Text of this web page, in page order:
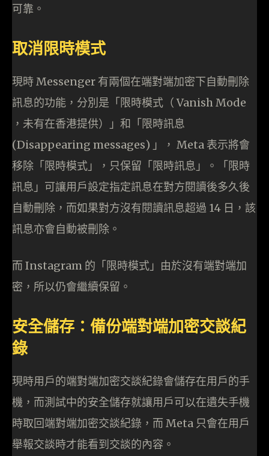
可靠。
取消限時模式
現時 Messenger 有兩個在端對端加密下自動刪除
訊息的功能，分別是「限時模式（ Vanish Mode
，未有在香港提供）」和「限時訊息
(Disappearing messages) 」， Meta 表示將會
移除「限時模式」，只保留「限時訊息」。「限時
訊息」可讓用戶設定指定訊息在對方閱讀後多久後
自動刪除，而如果對方沒有閱讀訊息超過 14 日，該
訊息亦會自動被刪除。
而 Instagram 的「限時模式」由於沒有端對端加
密，所以仍會繼續保留。
安全儲存：備份端對端加密交談紀
錄
現時用戶的端對端加密交談紀錄會儲存在用戶的手
機，而測試中的安全儲存就讓用戶可以在遺失手機
時取回端對端加密交談紀錄，而 Meta 只會在用戶
舉報交談時才能看到交談的內容。